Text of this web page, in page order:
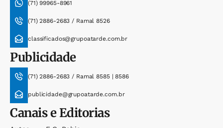
(71) 99965-8961
(71) 2886-2683 / Ramal 8526
classificados@grupoatarde.com.br
Publicidade
(71) 2886-2683 / Ramal 8585 | 8586
publicidade@grupoatarde.com.br
Canais e Editorias